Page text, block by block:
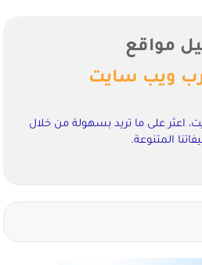
مواقع
ويب سايت
اعثر على ما تريد بسهولة من خلال
المتنوعة.